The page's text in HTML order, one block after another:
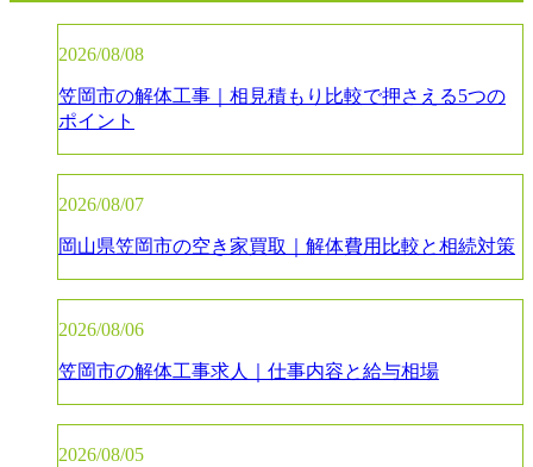
2026/08/08
笠岡市の解体工事｜相見積もり比較で押さえる5つの
ポイント
2026/08/07
岡山県笠岡市の空き家買取｜解体費用比較と相続対策
2026/08/06
笠岡市の解体工事求人｜仕事内容と給与相場
2026/08/05